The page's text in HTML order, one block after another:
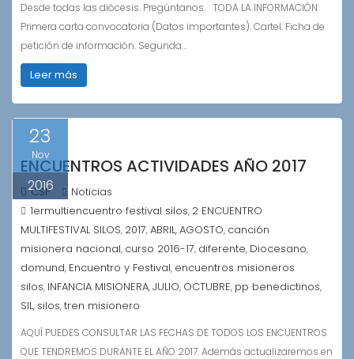
Desde todas las diócesis. Pregúntanos. TODA LA INFORMACIÓN:
Primera carta convocatoria (Datos importantes). Cartel. Ficha de
petición de información. Segunda…
Leer más
23
Nov
2016
ENCUENTROS ACTIVIDADES AÑO 2017
CSF
Noticias
1ermultiencuentro festival silos, 2 ENCUENTRO
MULTIFESTIVAL SILOS, 2017,ABRIL,AGOSTO, canción
misionera nacional, curso 2016-17, diferente, Diocesano,
domund, Encuentro y Festival, encuentros misioneros
silos, INFANCIA MISIONERA,JULIO, OCTUBRE, pp benedictinos,
SIL, silos,tren misionero
AQUÍ PUEDES CONSULTAR LAS FECHAS DE TODOS LOS ENCUENTROS
QUE TENDREMOS DURANTE EL AÑO 2017. Además actualizaremos en